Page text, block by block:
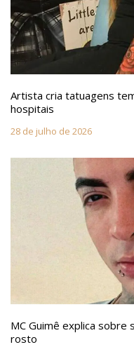
Artista cria tatuagens
hospitais
28 de julho de 2026
MC Guimê explica sobre
rosto